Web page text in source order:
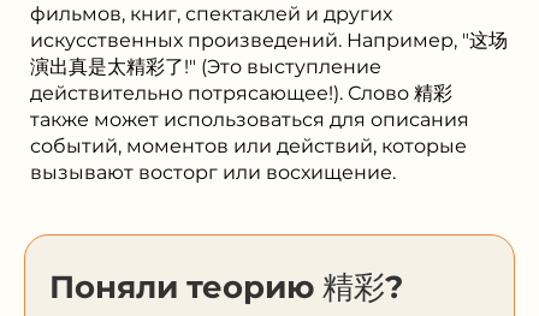
фильмов, книг, спектаклей и других
искусственных произведений. Например, "这场
演出真是太精彩了!" (Это выступление
действительно потрясающее!). Слово 精彩
также может использоваться для описания
событий, моментов или действий, которые
вызывают восторг или восхищение.
Поняли теорию 精彩?